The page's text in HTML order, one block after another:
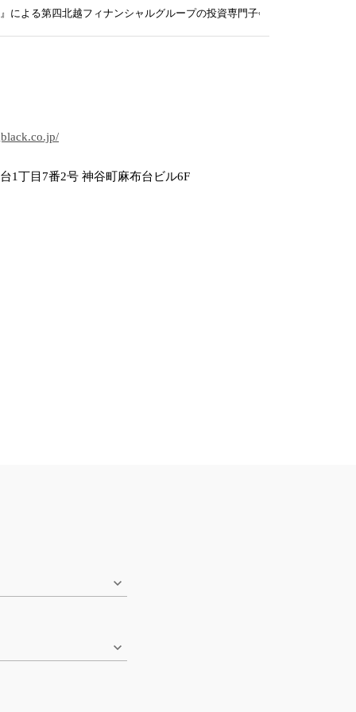
による第四北越フィナンシャルグループの投資専門子会社との共同投資に
1丁目7番2号 神谷町麻布台ビル6F